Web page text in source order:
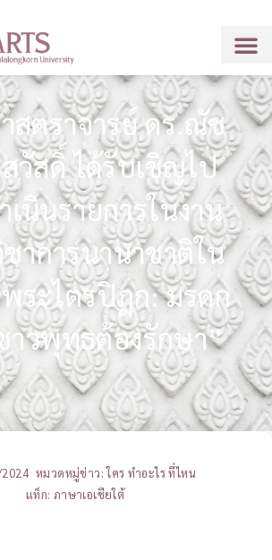
สตราจารย์ ดร.ณัช
วัสดิ์ ได้รับเชิญไป
เนินรายการในงาน
ชาการนานาชาติใน
ระไตรปิฎก: มรดก
าวพุทธต้องรักษา”
หมวดหมู่ข่าว:ใคร ทำอะไร ที่ไหน
แท็ก: ภาษาเอเชียใต้